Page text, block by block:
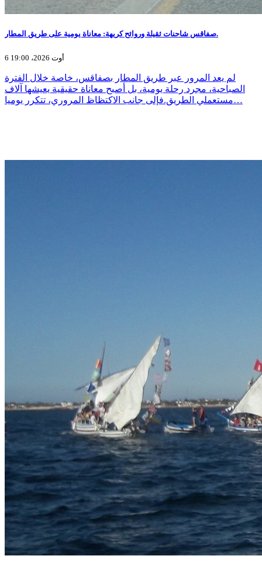
صفاقس شاحنات ثقيلة وروائح كريهة: معاناة يومية على طريق المطار.
6 أوت 2026، 19:00
لم يعد المرور عبر طريق المطار بصفاقس، خاصة خلال الفترة
الصباحية، مجرد رحلة يومية، بل أصبح معاناة حقيقية يعيشها آلاف
مستعملي الطريق.فإلى جانب الاكتظاظ المروري، تتكرر يوميا…